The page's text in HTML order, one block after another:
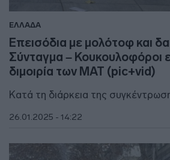
ΕΛΛΑΔΑ
Επεισόδια με μολότοφ και
Σύνταγμα – Κουκουλοφόροι
διμοιρία των ΜΑΤ (pic+vid)
Κατά τη διάρκεια της
26.01.2025 - 14:22